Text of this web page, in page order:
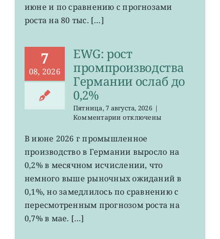
неожиданно
июне и по сравнению с прогнозами
роста на 80 тыс. […]
7
08, 2026
EWG: рост
промпроизводства
Германии ослаб до
0,2%
Пятница, 7 августа, 2026 |
Комментариик
EWG:
рост
промпроизводства
Германии
до
0,2%
отключены
В июне 2026 г промышленное
производство в Германии выросло на
0,2% в месячном исчислении, что
немного выше рыночных ожиданий в
0,1%, но замедлилось по сравнению с
пересмотренным прогнозом роста на
0,7% в мае. […]